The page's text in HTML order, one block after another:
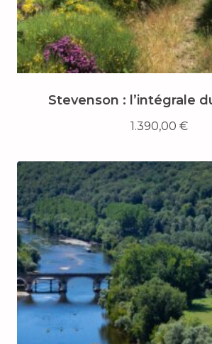
Stevenson : l’intégrale
1.390,00 €